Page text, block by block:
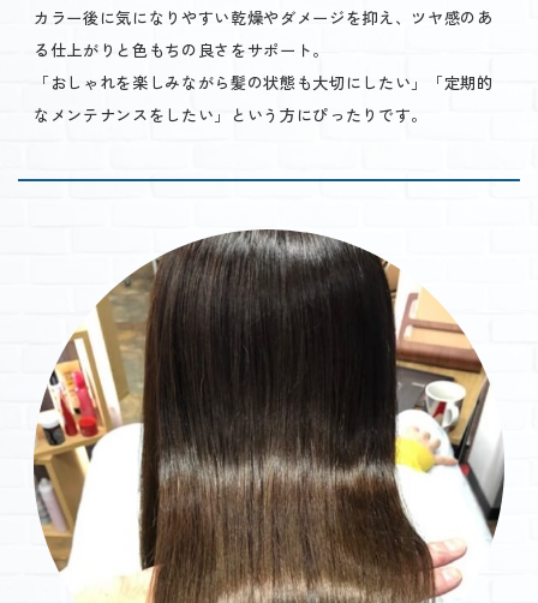
カラー後に気になりやすい乾燥やダメージを抑え、ツヤ感のあ
る仕上がりと色もちの良さをサポート。
「おしゃれを楽しみながら髪の状態も大切にしたい」「定期的
なメンテナンスをしたい」という方にぴったりです。